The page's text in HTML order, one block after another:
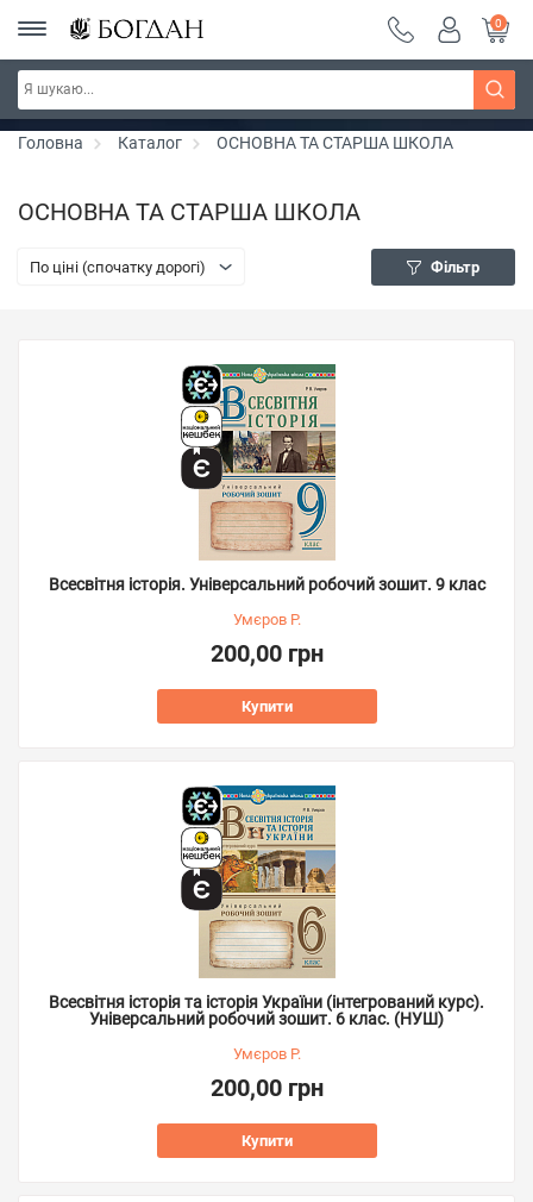
РОЗПРОДАЖ ~ 150 грн ~ 200 грн ~ 250 грн ~
300 грн ~ РОЗПРОДАЖ
Дізнатись більше
0
Головна Каталог ОСНОВНА ТА СТАРША ШКОЛА
ОСНОВНА ТА СТАРША ШКОЛА
По ціні (спочатку дорогі) Фільтр
Всесвітня історія. Універсальний робочий зошит. 9 клас
Умєров Р.
200,00 грн
Купити
Всесвітня історія та історія України (інтегрований курс).
Універсальний робочий зошит. 6 клас. (НУШ)
Умєров Р.
200,00 грн
Купити